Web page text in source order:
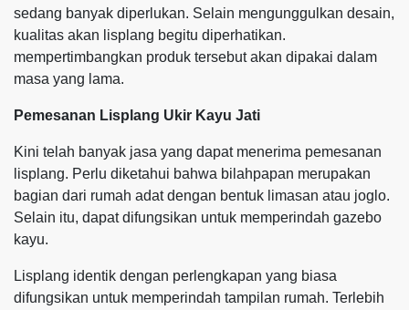
sedang banyak diperlukan. Selain mengunggulkan desain,
kualitas akan lisplang begitu diperhatikan.
mempertimbangkan produk tersebut akan dipakai dalam
masa yang lama.
Pemesanan Lisplang Ukir Kayu Jati
Kini telah banyak jasa yang dapat menerima pemesanan
lisplang. Perlu diketahui bahwa bilahpapan merupakan
bagian dari rumah adat dengan bentuk limasan atau joglo.
Selain itu, dapat difungsikan untuk memperindah gazebo
kayu.
Lisplang identik dengan perlengkapan yang biasa
difungsikan untuk memperindah tampilan rumah. Terlebih